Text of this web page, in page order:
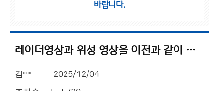
바랍니다.
레이더영상과 위성 영상을 이전과 같이 쉽게 볼수 있게 해주세요 ?
김** 2025/12/04